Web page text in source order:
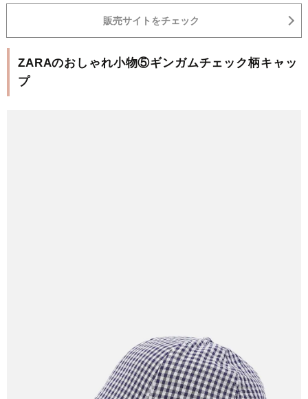
販売サイトをチェック
ZARAのおしゃれ小物⑤ギンガムチェック柄キャッ
プ